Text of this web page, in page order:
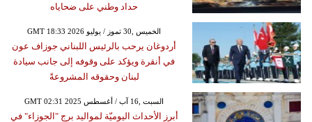
حداد وطني على ضحاياه
GMT 18:33 2026 الخميس ,30 تموز / يوليو
أردوغان يرحب بالرئيس اللبناني جوزاف عون
في أنقرة ويؤكد على وقوفه إلى جانب سيادة
لبنان وحقوقه المشروعةً
GMT 02:31 2025 السبت ,16 آب / أغسطس
أبرز الأحداث اليوميّة لمواليد برج "الجوزاء" في